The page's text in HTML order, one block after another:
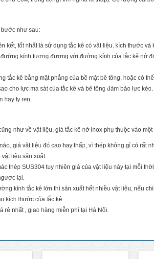
bước như sau:
tốt nhất là sử dụng tắc kê có vật liệu, kích thước và
kính tương đương với đường kính của tắc kê nở
tắc kê bằng mặt phẳng của bề mặt bê tông, hoặc có
cho lực ma sát của tắc kê và bê tông đảm bảo lực kéo.
hay ty ren.
như về vật liệu, giá tắc kê nở inox phụ thuộc vào một
giá vật liệu đó cao hay thấp, vì thép không gỉ có rất
liệu sản xuất.
thép SUS304 tuy nhiên giá của vật liệu này tại mỗi
lại.
kính tắc kê lớn thì sản xuất hết nhiều vật liệu, nếu
kích thước của tắc kê.
rẻ nhất , giao hàng miễn phí tại Hà Nôi.